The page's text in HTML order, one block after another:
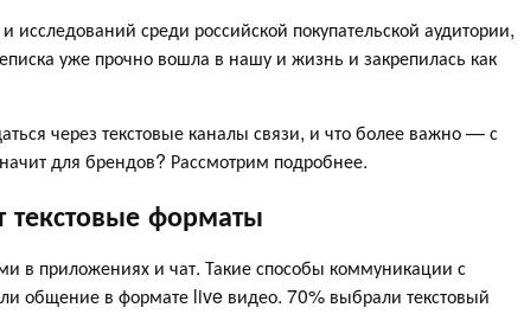
исследований среди российской покупательской аудитории,
уже прочно вошла в нашу и жизнь и закрепилась как
через текстовые каналы связи, и что более важно — с
для брендов? Рассмотрим подробнее.
текстовые форматы
приложениях и чат. Такие способы коммуникации с
общение в формате live видео. 70% выбрали текстовый